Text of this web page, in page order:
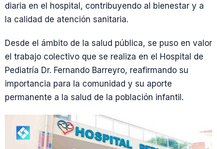
diaria en el hospital, contribuyendo al bienestar y a
la calidad de atención sanitaria.
Desde el ámbito de la salud pública, se puso en valor
el trabajo colectivo que se realiza en el Hospital de
Pediatría Dr. Fernando Barreyro, reafirmando su
importancia para la comunidad y su aporte
permanente a la salud de la población infantil.